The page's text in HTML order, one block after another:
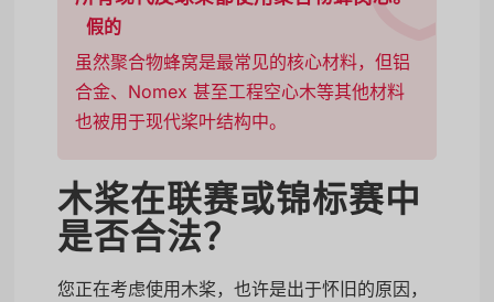
假的
虽然聚合物蜂窝是最常见的核心材料，但铝
合金、Nomex 甚至工程空心木等其他材料
也被用于现代桨叶结构中。
木桨在联赛或锦标赛中
是否合法？
您正在考虑使用木桨，也许是出于怀旧的原因，